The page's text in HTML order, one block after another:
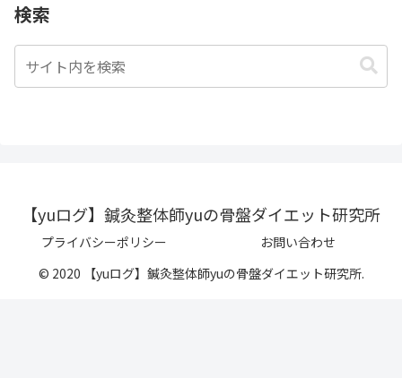
検索
【yuログ】鍼灸整体師yuの骨盤ダイエット研究所
プライバシーポリシー
お問い合わせ
© 2020 【yuログ】鍼灸整体師yuの骨盤ダイエット研究所.